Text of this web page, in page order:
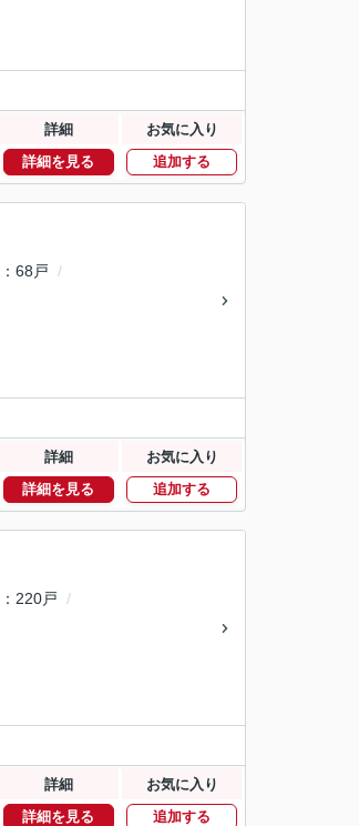
詳細 お気に入り
詳細を見る 追加する
68戸
詳細 お気に入り
詳細を見る 追加する
220戸
詳細 お気に入り
詳細を見る 追加する